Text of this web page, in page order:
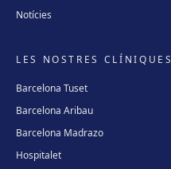
Notícies
LES NOSTRES CLÍNIQUES
Barcelona Tuset
Barcelona Aribau
Barcelona Madrazo
Hospitalet